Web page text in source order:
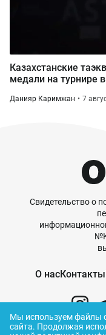
Казахстанские
медали на турнире
Данияр Каримжан 7
Свидетельство о
О насКонтакты
Мы используем файлы
сайта. Продолжая